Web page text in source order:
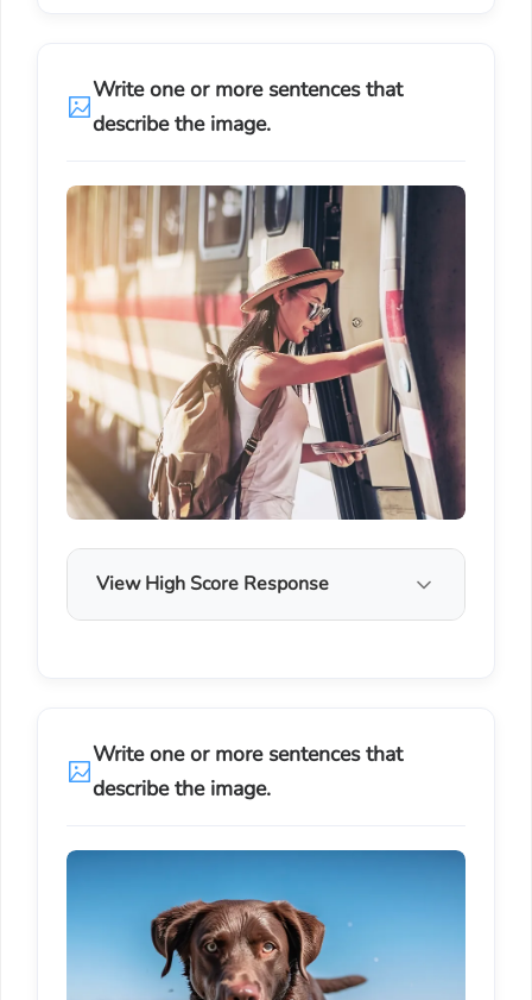
Write one or more sentences that
describe the image.
View High Score Response
Write one or more sentences that
describe the image.